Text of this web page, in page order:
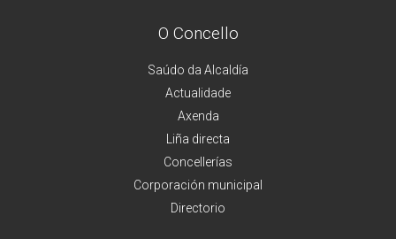
O Concello
Saúdo da Alcaldía
Actualidade
Axenda
Liña directa
Concellerías
Corporación municipal
Directorio